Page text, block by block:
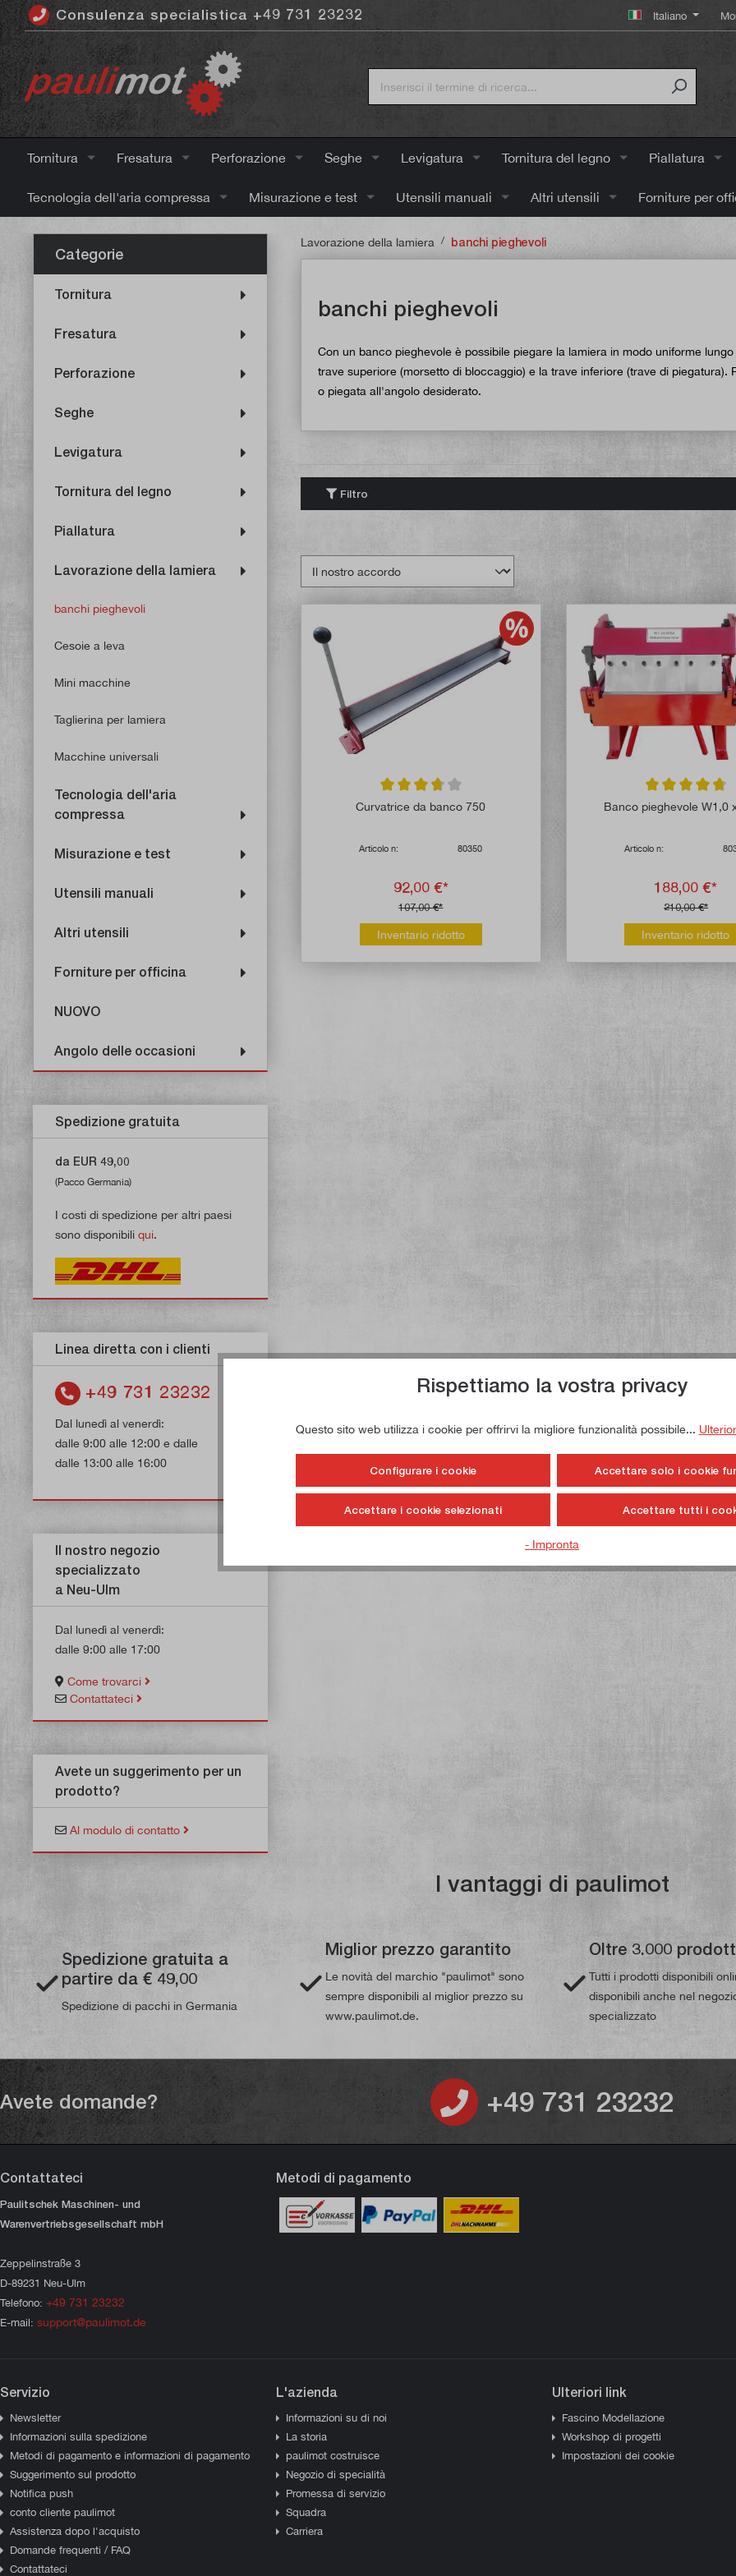
principale
Consulenza specialistica +49 731 23232 Italiano
Tornitura Fresatura Perforazione Seghe Levigatura Tornitura del legno Piallatura
Tecnologia dell'aria compressa Misurazione e test Utensili manuali Altri utensili Forniture per
Categorie
Tornitura
Fresatura
Perforazione
Seghe
Levigatura
Tornitura del legno
Piallatura
Lavorazione della lamiera
banchi pieghevoli
Cesoie a leva
Mini macchine
Taglierina per lamiera
Macchine universali
Tecnologia dell'aria
compressa
Misurazione e test
Utensili manuali
Altri utensili
Forniture per officina
NUOVO
Angolo delle occasioni
Spedizione gratuita
da EUR 49,00
(Pacco Germania)
I costi di spedizione per altri paesi
sono disponibili qui.
Linea diretta con i clienti
+49 731 23232
Dal lunedì al venerdì:
dalle 9:00 alle 12:00 e dalle
dalle 13:00 alle 16:00
Il nostro negozio
specializzato
a Neu-Ulm
Dal lunedì al venerdì:
dalle 9:00 alle 17:00
Come trovarci
Contattateci
Avete un suggerimento per un
prodotto?
Al modulo di contatto
Lavorazione della lamiera / banchi pieghevoli
banchi pieghevoli
Con un banco pieghevole è possibile piegare la lamiera in modo uniforme
trave superiore (morsetto di bloccaggio) e la trave inferiore (trave di
o piegata all'angolo desiderato.
Filtro
Valutazione media di 3.8 su 5 stelle
Curvatrice da banco 750
Articolo n: 80350
92,00 €*
107,00 €*
Inventario ridotto
Valutazione
Banco pieghevole W1,0
Articolo n:
188,00 €*
210,00 €*
Inventario ridotto
I vantaggi di paulimot
Spedizione gratuita a
partire da € 49,00
Spedizione di pacchi in Germania
Miglior prezzo garantito
Le novità del marchio "paulimot" sono
sempre disponibili al miglior prezzo su
www.paulimot.de.
Oltre 3.000
Tutti i prodotti disponibili
disponibili anche nel
specializzato
Avete domande? +49 731 23232
Contattateci
Paulitschek Maschinen- und
Warenvertriebsgesellschaft mbH
Zeppelinstraße 3
D-89231 Neu-Ulm
Telefono: +49 731 23232
E-mail: support@paulimot.de
Metodi di pagamento
Servizio
Newsletter
Informazioni sulla spedizione
Metodi di pagamento e informazioni di pagamento
Suggerimento sul prodotto
Notifica push
conto cliente paulimot
Assistenza dopo l'acquisto
Domande frequenti / FAQ
Contattateci
L'azienda
Informazioni su di noi
La storia
paulimot costruisce
Negozio di specialità
Promessa di servizio
Squadra
Carriera
Ulteriori link
Fascino Modellazione
Workshop di progetti
Impostazioni dei cookie
Rispettiamo la vostra privacy
Questo sito web utilizza i cookie per offrirvi la migliore funzionalità possibile...
Configurare i cookie Accettare solo i cookie
Accettare i cookie selezionati Accettare tutti i
- Impronta